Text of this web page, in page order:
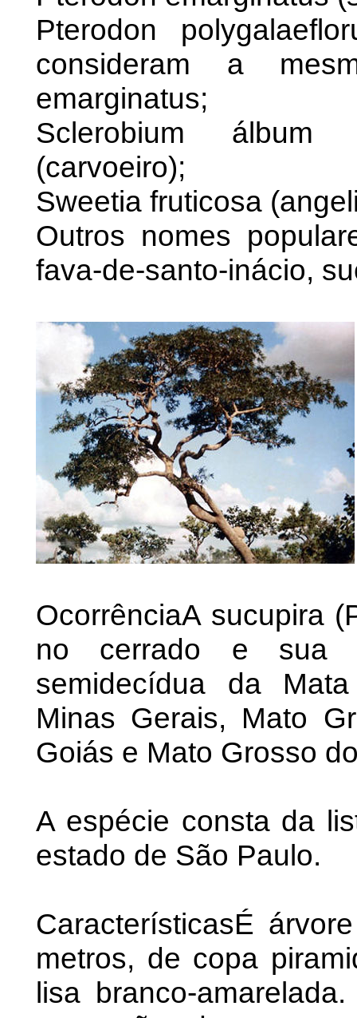
Pterodon
consideram a
emarginatus;
Sclerobium álbum
(carvoeiro);
Sweetia fruticosa
Outros nomes
fava-de-santo-inácio,
OcorrênciaA sucupira
no cerrado e sua
semidecídua da
Minas Gerais, Mato
Goiás e Mato Grosso
A espécie consta da
estado de São Paulo.
CaracterísticasÉ
metros, de copa
lisa branco-